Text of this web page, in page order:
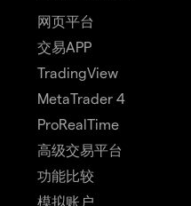
网页平台
交易APP
TradingView
MetaTrader 4
ProRealTime
高级交易平台
功能比较
模拟账户